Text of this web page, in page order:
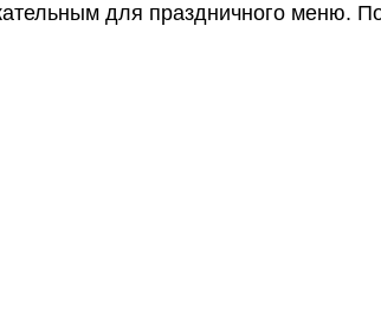
для праздничного меню.